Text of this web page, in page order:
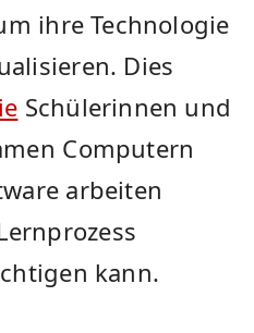
ihre Technologie
Dies
Schülerinnen und
⁤Computern
arbeiten
‍kann.